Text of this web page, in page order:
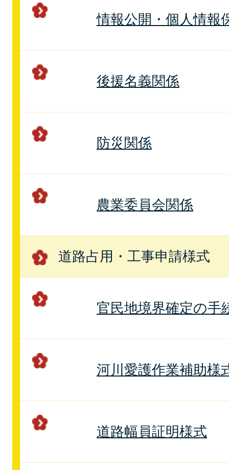
情報公開・個人情報
後援名義関係
防災関係
農業委員会関係
道路占用・工事申請様式
官民地境界確定の手
河川愛護作業補助様
道路幅員証明様式